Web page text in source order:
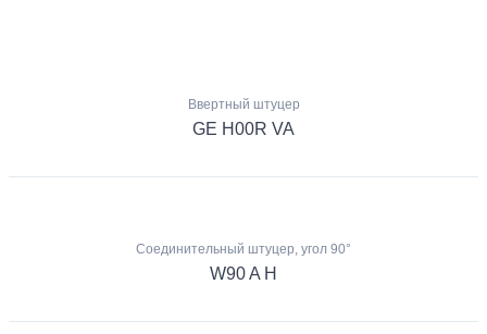
Ввертный штуцер
GE H00R VA
Соединительный штуцер, угол 90°
W90 A H